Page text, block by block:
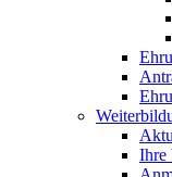
Ihre